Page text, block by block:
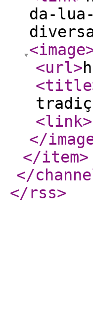
da-
<image
<url>
<title
<link>
</
</item>
</
</rss>